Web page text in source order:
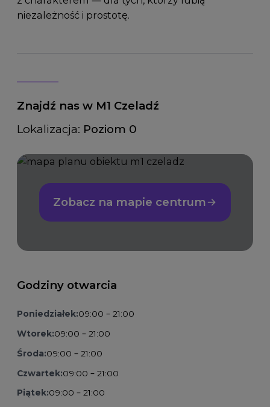
niezależność i prostotę.
Znajdź nas w M1 Czeladź
Lokalizacja: Poziom 0
Zobacz na mapie centrum
Godziny otwarcia
Poniedziałek:09:00 – 21:00
Wtorek:09:00 – 21:00
Środa:09:00 – 21:00
Czwartek:09:00 – 21:00
Piątek:09:00 – 21:00